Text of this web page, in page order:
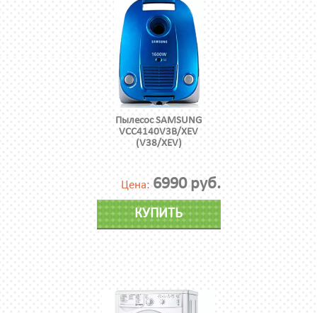
Пылесос SAMSUNG
VCC4140V3B/XEV
(V38/XEV)
Цена: 6990 руб.
КУПИТЬ